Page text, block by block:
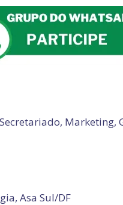
Marketing,
Asa Sul/DF